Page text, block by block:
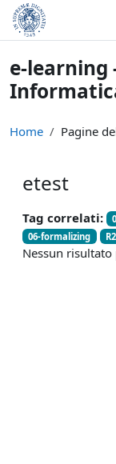
Vai al contenuto
e-learning
Home Pagine
etest
Tag correlati:
06-formalizing
Nessun risultato